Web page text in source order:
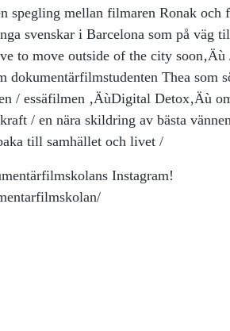
spegling mellan filmaren Ronak och
svenskar i Barcelona som på väg
to move outside of the city
Thea som
/ essäfilmen ‚ÄùDigital Detox‚Äù
/ en nära skildring av bästa
till samhället och livet /
Instagram!